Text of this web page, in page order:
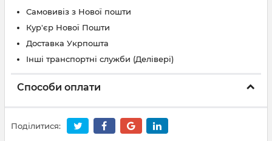
Самовивіз з Нової пошти
Кур'єр Нової Пошти
Доставка Укрпошта
Інші транспортні служби (Делівері)
Способи оплати
Поділитися: